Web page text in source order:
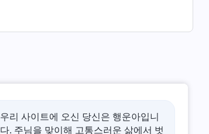
우리 사이트에 오신 당신은 행운아입니
다. 주님을 맞이해 고통스러운 삶에서 벗